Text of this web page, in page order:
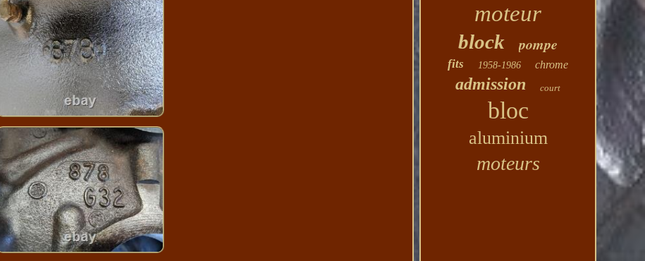
moteur
block pompe
fits 1958-1986 chrome
admission court
bloc
aluminium
moteurs